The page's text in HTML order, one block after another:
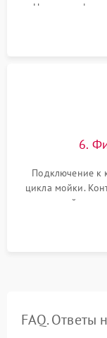
Надежная
сборка
6.
Подключение к
цикла мойки.
до нужной
штатного
FAQ. Ответы